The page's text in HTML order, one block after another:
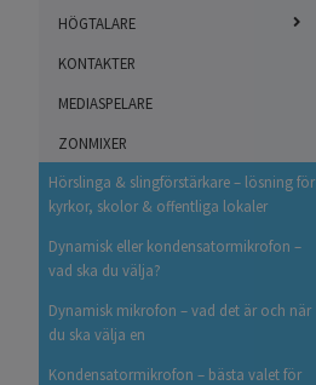
HÖGTALARE
KONTAKTER
MEDIASPELARE
ZONMIXER
Hörslinga & slingförstärkare – lösning för
kyrkor, skolor & offentliga lokaler
Dynamisk eller kondensatormikrofon –
vad ska du välja?
Dynamisk mikrofon – vad det är och när
du ska välja en
Kondensatormikrofon – bästa valet för